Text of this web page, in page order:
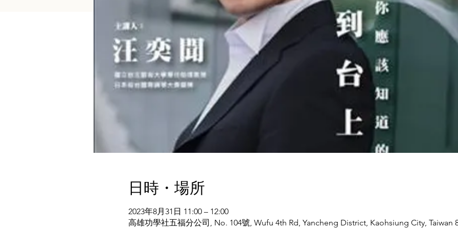
日時・場所
2023年8月31日 11:00 – 12:00
高雄功學社五福分公司, No. 104號, Wufu 4th Rd, Yancheng District, Kaohsiung City, Taiwan